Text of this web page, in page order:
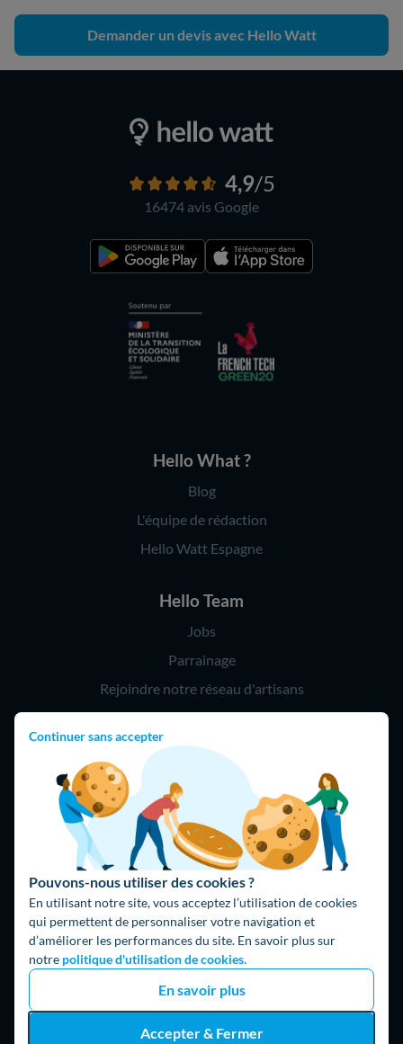
Continuer sans accepter
Pouvons-nous utiliser des cookies ?
En utilisant notre site, vous acceptez l’utilisation de cookies
qui permettent de personnaliser votre navigation et
d’améliorer les performances du site. En savoir plus sur
notre politique d'utilisation de cookies.
En savoir plus
Accepter & Fermer
Demander un devis avec Hello Watt
4,9/5
16474 avis Google
Hello What ?
Blog
L'équipe de rédaction
Hello Watt Espagne
Hello Team
Jobs
Parrainage
Rejoindre notre réseau d'artisans
Hello !
09 75 18 60 60
(8h-21h)
75018 Paris
Fait avec ⚡ par Hello Watt
© 2026 Hello Watt |CGU|Mentions légales